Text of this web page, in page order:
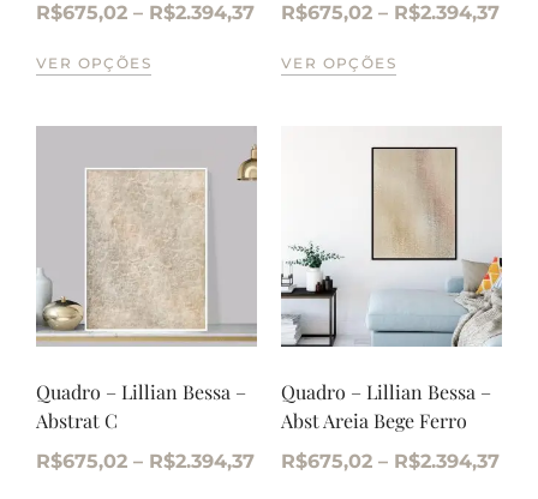
R$675,02 – R$2.394,37
VER OPÇÕES
R$675,02 – R$2.394,37
VER OPÇÕES
Quadro – Lillian Bessa –
Abstrat C
R$675,02 – R$2.394,37
Quadro – Lillian Bessa –
Abst Areia Bege Ferro
R$675,02 – R$2.394,37